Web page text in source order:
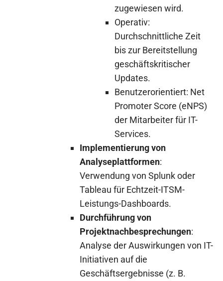
zugewiesen wird.
Operativ:
Durchschnittliche Zeit
bis zur Bereitstellung
geschäftskritischer
Updates.
Benutzerorientiert: Net
Promoter Score (eNPS)
der Mitarbeiter für IT-
Services.
Implementierung von
Analyseplattformen:
Verwendung von Splunk oder
Tableau für Echtzeit-ITSM-
Leistungs-Dashboards.
Durchführung von
Projektnachbesprechungen:
Analyse der Auswirkungen von IT-
Initiativen auf die
Geschäftsergebnisse (z. B.